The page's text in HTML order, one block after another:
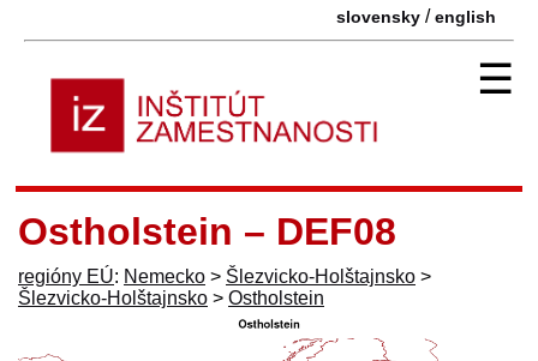
slovensky /english
☰
Ostholstein – DEF08
regióny EÚ: Nemecko > Šlezvicko-Holštajnsko >
Šlezvicko-Holštajnsko > Ostholstein